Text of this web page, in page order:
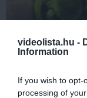
videolista.hu -
Information
If you wish to
processing of
Stop Eating
More